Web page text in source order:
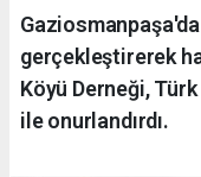
gerçekleştirerek
Köyü Derneği, Türk
ile onurlandırdı.